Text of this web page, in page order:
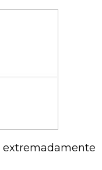
extremadamente